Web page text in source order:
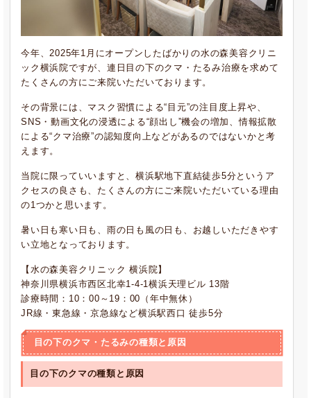
今年、2025年1月にオープンしたばかりの水の森美容クリニ
ック横浜院ですが、連日目の下のクマ・たるみ治療を求めて
たくさんの方にご来院いただいております。
その背景には、マスク習慣による“目元”の注目度上昇や、
SNS・動画文化の浸透による“顔出し”機会の増加、情報拡散
による“クマ治療”の認知度向上などがあるのではないかと考
えます。
当院に限っていいますと、横浜駅地下直結徒歩5分というア
クセスの良さも、たくさんの方にご来院いただいている理由
の1つかと思います。
暑い日も寒い日も、雨の日も風の日も、お越しいただきやす
い立地となっております。
【水の森美容クリニック 横浜院】
神奈川県横浜市西区北幸1-4-1横浜天理ビル 13階
診療時間：10：00～19：00（年中無休）
JR線・東急線・京急線など横浜駅西口 徒歩5分
目の下のクマ・たるみの種類と原因
目の下のクマの種類と原因